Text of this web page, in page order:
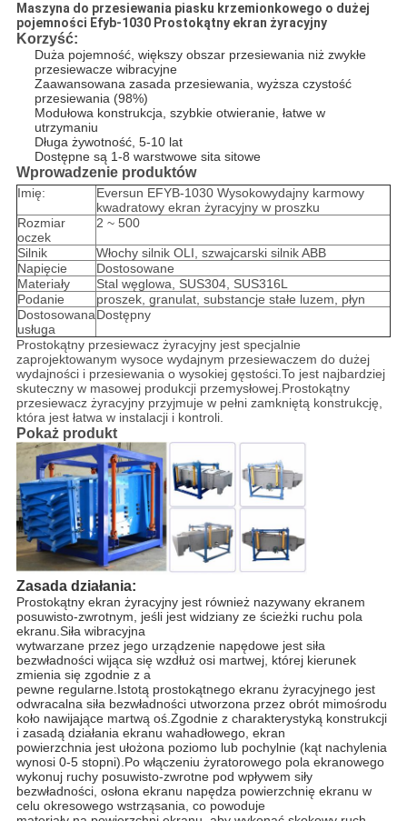
Maszyna do przesiewania piasku krzemionkowego o dużej
pojemności Efyb-1030 Prostokątny ekran żyracyjny
Korzyść:
Duża pojemność, większy obszar przesiewania niż zwykłe
przesiewacze wibracyjne
Zaawansowana zasada przesiewania, wyższa czystość
przesiewania (98%)
Modułowa konstrukcja, szybkie otwieranie, łatwe w
utrzymaniu
Długa żywotność, 5-10 lat
Dostępne są 1-8 warstwowe sita sitowe
Wprowadzenie produktów
Imię:
Eversun EFYB-1030 Wysokowydajny karmowy
kwadratowy ekran żyracyjny w proszku
Rozmiar
oczek
2 ~ 500
Silnik
Włochy silnik OLI, szwajcarski silnik ABB
Napięcie
Dostosowane
Materiały
Stal węglowa, SUS304, SUS316L
Podanie
proszek, granulat, substancje stałe luzem, płyn
Dostosowana
usługa
Dostępny
Prostokątny przesiewacz żyracyjny jest specjalnie
zaprojektowanym wysoce wydajnym przesiewaczem do dużej
wydajności i przesiewania o wysokiej gęstości.To jest najbardziej
skuteczny w masowej produkcji przemysłowej.Prostokątny
przesiewacz żyracyjny przyjmuje w pełni zamkniętą konstrukcję,
która jest łatwa w instalacji i kontroli.
Pokaż produkt
Zasada działania:
Prostokątny ekran żyracyjny jest również nazywany ekranem
posuwisto-zwrotnym, jeśli jest widziany ze ścieżki ruchu pola
ekranu.Siła wibracyjna
wytwarzane przez jego urządzenie napędowe jest siła
bezwładności wijąca się wzdłuż osi martwej, której kierunek
zmienia się zgodnie z a
pewne regularne.Istotą prostokątnego ekranu żyracyjnego jest
odwracalna siła bezwładności utworzona przez obrót mimośrodu
koło nawijające martwą oś.Zgodnie z charakterystyką konstrukcji
i zasadą działania ekranu wahadłowego, ekran
powierzchnia jest ułożona poziomo lub pochylnie (kąt nachylenia
wynosi 0-5 stopni).Po włączeniu żyratorowego pola ekranowego
wykonuj ruchy posuwisto-zwrotne pod wpływem siły
bezwładności, osłona ekranu napędza powierzchnię ekranu w
celu okresowego wstrząsania, co powoduje